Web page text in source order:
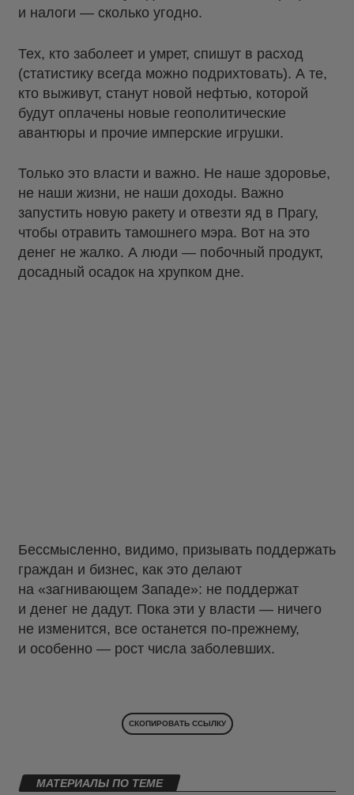
и налоги — сколько угодно.
Тех, кто заболеет и умрет, спишут в расход
(статистику всегда можно подрихтовать). А те,
кто выживут, станут новой нефтью, которой
будут оплачены новые геополитические
авантюры и прочие имперские игрушки.
Только это власти и важно. Не наше здоровье,
не наши жизни, не наши доходы. Важно
запустить новую ракету и отвезти яд в Прагу,
чтобы отравить тамошнего мэра. Вот на это
денег не жалко. А люди — побочный продукт,
досадный осадок на хрупком дне.
Бессмысленно, видимо, призывать поддержать
граждан и бизнес, как это делают
на «загнивающем Западе»: не поддержат
и денег не дадут. Пока эти у власти — ничего
не изменится, все останется по-прежнему,
и особенно — рост числа заболевших.
СКОПИРОВАТЬ ССЫЛКУ
МАТЕРИАЛЫ ПО ТЕМЕ